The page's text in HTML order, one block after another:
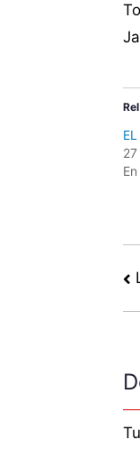
C
o
s
t
i
t
u
ó
R
o
,